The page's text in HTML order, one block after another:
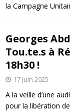
la Campagne
Georges
Tou.te.s à
18h30 !
17 juin 2025
A la veille d’une
pour la libération